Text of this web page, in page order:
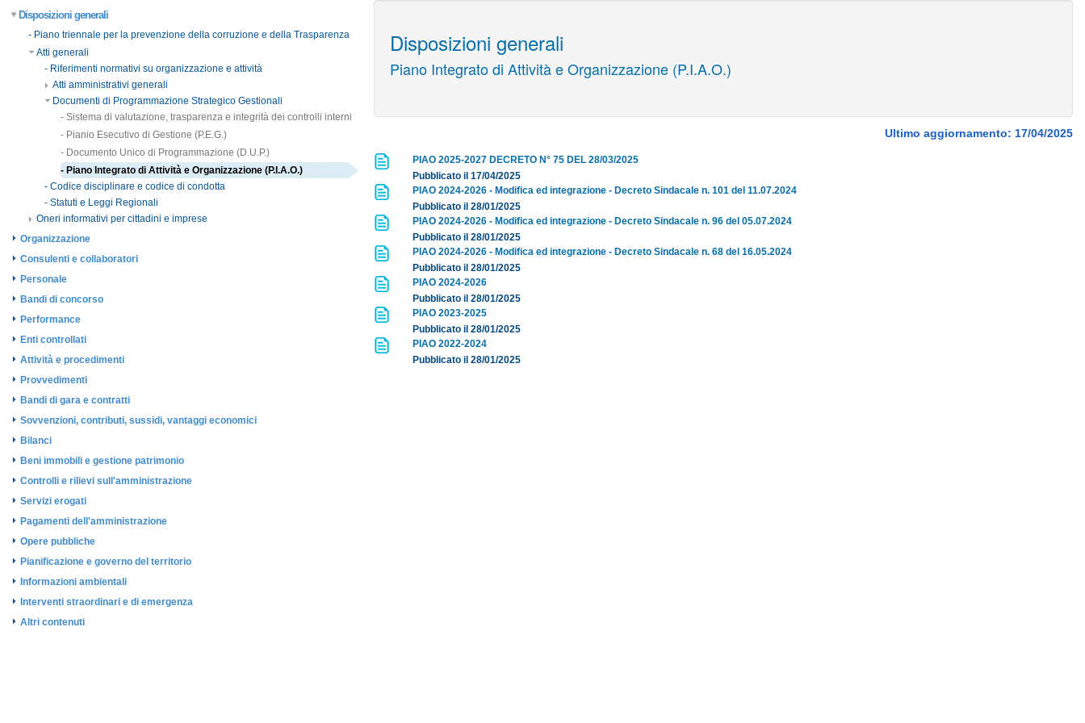
Disposizioni generali
- Piano triennale per la prevenzione della corruzione e della Trasparenza
Atti generali
- Riferimenti normativi su organizzazione e attività
Atti amministrativi generali
Documenti di Programmazione Strategico Gestionali
- Sistema di valutazione, trasparenza e integrità dei controlli interni
- Pianio Esecutivo di Gestione (P.E.G.)
- Documento Unico di Programmazione (D.U.P.)
- Piano Integrato di Attività e Organizzazione (P.I.A.O.)
- Codice disciplinare e codice di condotta
- Statuti e Leggi Regionali
Oneri informativi per cittadini e imprese
Organizzazione
Consulenti e collaboratori
Personale
Bandi di concorso
Performance
Enti controllati
Attività e procedimenti
Provvedimenti
Bandi di gara e contratti
Sovvenzioni, contributi, sussidi, vantaggi economici
Bilanci
Beni immobili e gestione patrimonio
Controlli e rilievi sull'amministrazione
Servizi erogati
Pagamenti dell'amministrazione
Opere pubbliche
Pianificazione e governo del territorio
Informazioni ambientali
Interventi straordinari e di emergenza
Altri contenuti
Disposizioni generali
Piano Integrato di Attività e Organizzazione (P.I.A.O.)
Ultimo aggiornamento: 17/04/2025
PIAO 2025-2027 DECRETO N° 75 DEL 28/03/2025
Pubblicato il 17/04/2025
PIAO 2024-2026 - Modifica ed integrazione - Decreto Sindacale n. 101 del 11.07.2024
Pubblicato il 28/01/2025
PIAO 2024-2026 - Modifica ed integrazione - Decreto Sindacale n. 96 del 05.07.2024
Pubblicato il 28/01/2025
PIAO 2024-2026 - Modifica ed integrazione - Decreto Sindacale n. 68 del 16.05.2024
Pubblicato il 28/01/2025
PIAO 2024-2026
Pubblicato il 28/01/2025
PIAO 2023-2025
Pubblicato il 28/01/2025
PIAO 2022-2024
Pubblicato il 28/01/2025